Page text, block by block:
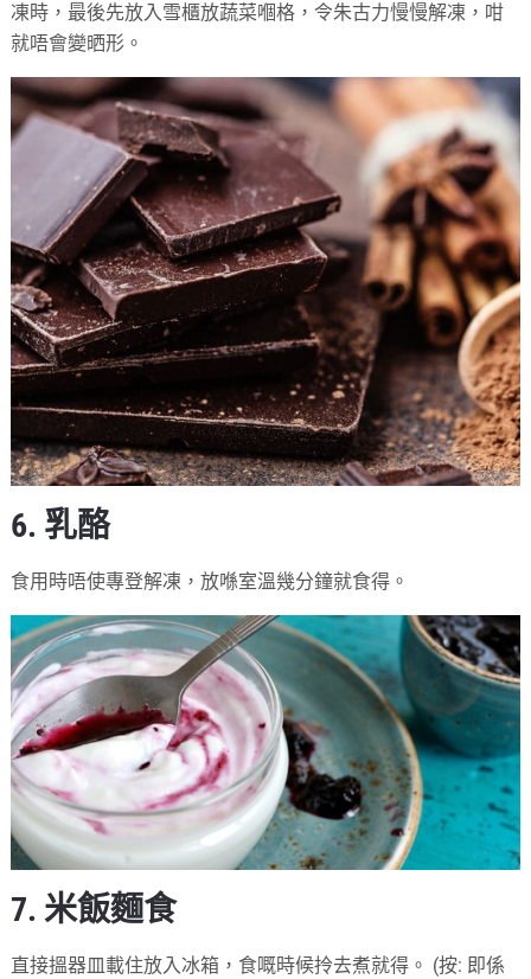
凍時，最後先放入雪櫃放蔬菜嗰格，令朱古力慢慢解凍，咁
就唔會變晒形。
6. 乳酪
食用時唔使專登解凍，放喺室溫幾分鐘就食得。
7. 米飯麵食
直接搵器皿載住放入冰箱，食嘅時候拎去煮就得。 (按: 即係